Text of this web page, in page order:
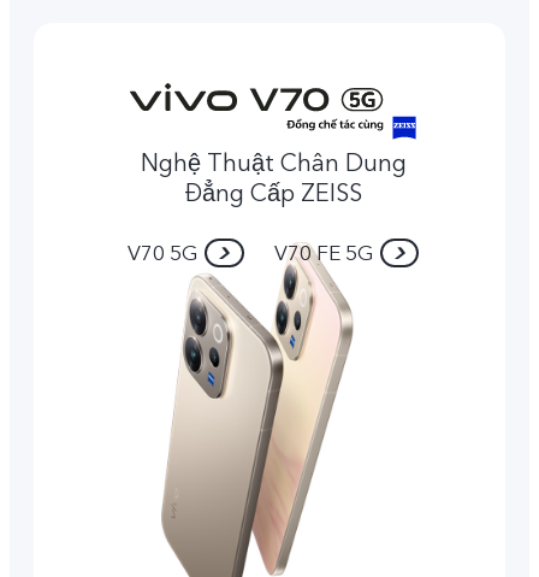
Nghệ Thuật Chân Dung
Đẳng Cấp ZEISS
V70 5G V70 FE 5G